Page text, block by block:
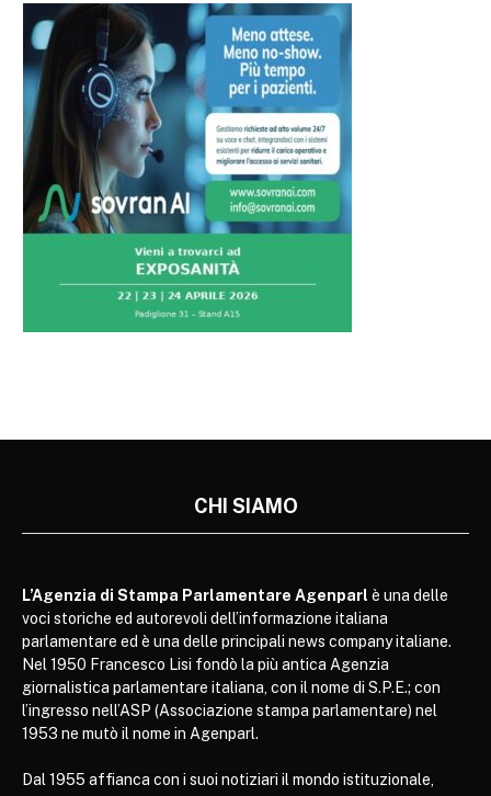
CHI SIAMO
L’Agenzia di Stampa Parlamentare Agenparl è una delle
voci storiche ed autorevoli dell’informazione italiana
parlamentare ed è una delle principali news company italiane.
Nel 1950 Francesco Lisi fondò la più antica Agenzia
giornalistica parlamentare italiana, con il nome di S.P.E.; con
l’ingresso nell’ASP (Associazione stampa parlamentare) nel
1953 ne mutò il nome in Agenparl.
Dal 1955 affianca con i suoi notiziari il mondo istituzionale,